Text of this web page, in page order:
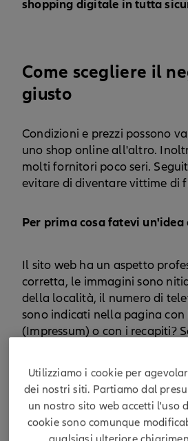
shopping digitale in tutta
Come scegliere il
giusto
Condizioni e prezzi possono
uno shop online all'altro.
molti fornitori poco seri.
evitare di diventare vittime di
Per prima cosa fatevi
Il sito web ha un aspetto
corretta, le immagini sono
della località, il numero di
sono indicati nella pagina
(Impressum) o con i recapiti?
inoltre che indirizzo e
sito corrispondano a quelli
telefonico online.
Utilizziamo i cookie per
dei nostri siti. Partiamo dal
un nostro sito web accetti l'uso
cookie sono comunque